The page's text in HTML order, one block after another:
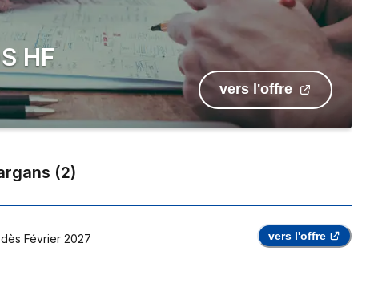
HF
vers l'offre
(2)
dès Février 2027 vers l'offre